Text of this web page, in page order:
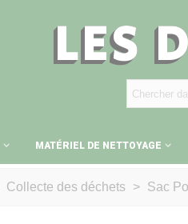
LES
MATÉRIEL DE NETTOYAGE
Collecte des déchets > Sac